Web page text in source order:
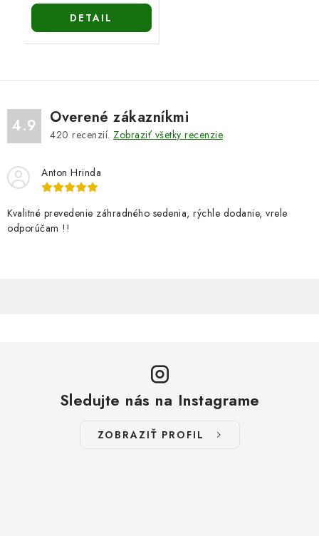
DETAIL
4.9 Overené zákazníkmi
420 recenzií. Zobraziť všetky recenzie
Anton Hrinda
Kvalitné prevedenie záhradného sedenia, rýchle dodanie, vrele
odporúčam !!
Sledujte nás na Instagrame
ZOBRAZIŤ PROFIL